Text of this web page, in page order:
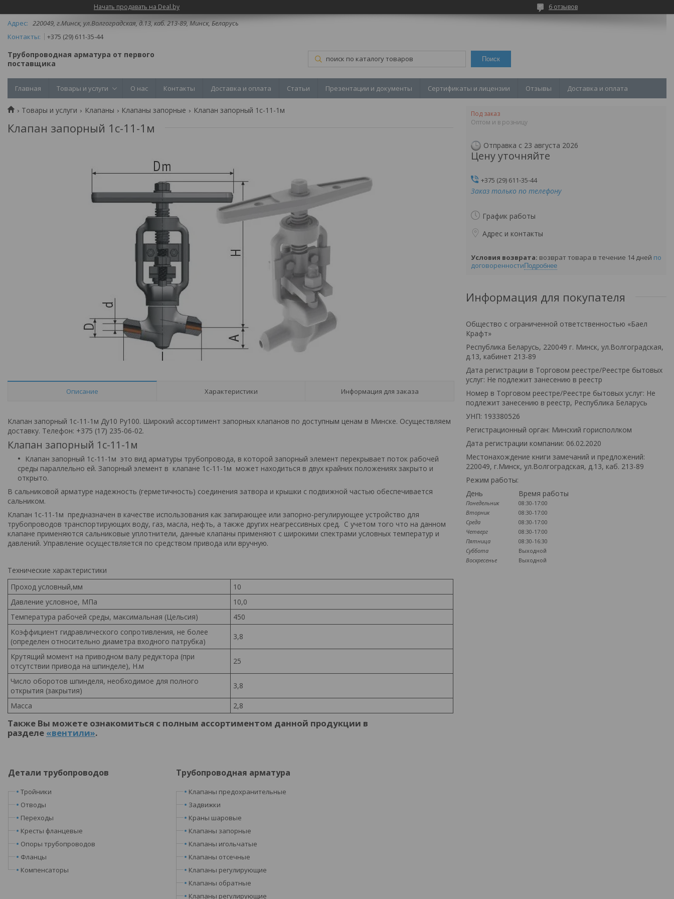
Начать продавать на Deal.by 6 отзывов
220049, г.Минск, ул.Волгоградская, д.13, каб. 213-89, Минск, Беларусь
+375 (29) 611-35-44
Трубопроводная арматура от первого
поставщика
Поиск
Главная Товары и услуги О нас Контакты Доставка и оплата Статьи Презентации и документы Сертификаты и лицензии Отзывы Доставка и оплата
Товары и услуги Клапаны Клапаны запорные Клапан запорный 1с-11-1м
Клапан запорный 1с-11-1м
Описание Характеристики Информация для заказа
Клапан запорный 1с-11-1м Ду10 Ру100. Широкий ассортимент запорных клапанов по доступным ценам в Минске. Осуществляем
доставку. Телефон: +375 (17) 235-06-02.
Клапан запорный 1с-11-1м
Клапан запорный 1с-11-1м это вид арматуры трубопровода, в которой запорный элемент перекрывает поток рабочей
среды параллельно ей. Запорный элемент в клапане 1с-11-1м может находиться в двух крайних положениях закрыто и
открыто.
В сальниковой арматуре надежность (герметичность) соединения затвора и крышки с подвижной частью обеспечивается
сальником.
Клапан 1с-11-1м предназначен в качестве использования как запирающее или запорно-регулирующее устройство для
трубопроводов транспортирующих воду, газ, масла, нефть, а также других неагрессивных сред. С учетом того что на данном
клапане применяются сальниковые уплотнители, данные клапаны применяют с широкими спектрами условных температур и
давлений. Управление осуществляется по средством привода или вручную.
Технические характеристики
Проход условный,мм
10
Давление условное, МПа
10,0
Температура рабочей среды, максимальная (Цельсия)
450
Коэффициент гидравлического сопротивления, не более
(определен относительно диаметра входного патрубка)
3,8
Крутящий момент на приводном валу редуктора (при
отсутствии привода на шпинделе), Н.м
25
Число оборотов шпинделя, необходимое для полного
открытия (закрытия)
3,8
Масса 2,8
Также Вы можете ознакомиться с полным ассортиментом данной продукции в
разделе «вентили».
Под заказ
Оптом и в розницу
Отправка с 23 августа 2026
Цену уточняйте
+375 (29) 611-35-44
Заказ только по телефону
График работы
Адрес и контакты
возврат товара в течение 14 дней по
договоренности Подробнее
Информация для покупателя
Общество с ограниченной ответственностью «Баел
Крафт»
Республика Беларусь, 220049 г. Минск, ул.Волгоградская,
д.13, кабинет 213-89
Дата регистрации в Торговом реестре/Реестре бытовых
услуг: Не подлежит занесению в реестр
Номер в Торговом реестре/Реестре бытовых услуг: Не
подлежит занесению в реестр, Республика Беларусь
УНП: 193380526
Регистрационный орган: Минский горисполлком
Дата регистрации компании: 06.02.2020
Местонахождение книги замечаний и предложений:
220049, г.Минск, ул.Волгоградская, д.13, каб. 213-89
Режим работы:
День
Время работы
Понедельник
08:30-17:00
Вторник
08:30-17:00
Среда
08:30-17:00
Четверг
08:30-17:00
Пятница
08:30-16:30
Суббота
Выходной
Воскресенье
Выходной
Детали трубопроводов
Тройники
Отводы
Переходы
Кресты фланцевые
Опоры трубопроводов
Фланцы
Компенсаторы
Трубопроводная арматура
Клапаны предохранительные
Задвижки
Краны шаровые
Клапаны запорные
Клапаны игольчатые
Клапаны отсечные
Клапаны регулирующие
Клапаны обратные
Клапаны регулирующие